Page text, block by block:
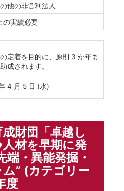
他の非営利法人
の実績必要
定着を目的に、原則 3 か年ま
成されます。
4 月 5 日 (水)
財団「卓越し
材を早期に発
端・異能発掘・
” (カテゴリー
度